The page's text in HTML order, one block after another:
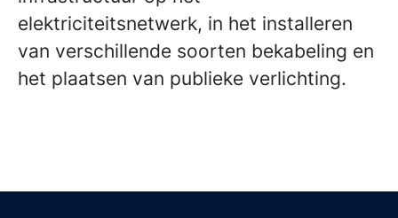
elektriciteitsnetwerk, in het installeren
van verschillende soorten bekabeling en
het plaatsen van publieke verlichting.